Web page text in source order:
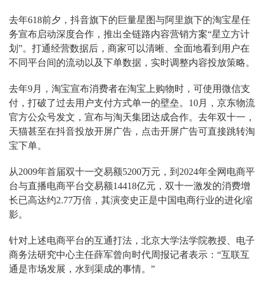
去年618前夕，抖音旗下的巨量星图与阿里旗下的淘宝星任
务宣布启动深度合作，推出全链路内容营销方案“星立方计
划”。打通经营数据后，商家可以清晰、全面地看到用户在
不同平台间的流动以及下单数据，实时调整内容投放策略。
去年9月，淘宝宣布消费者在淘宝上购物时，可使用微信支
付，打破了过去用户支付方式单一的壁垒。10月，京东物流
官方公众号发文，宣布与淘天集团达成合作。去年双十一，
天猫甚至在抖音投放开屏广告，点击开屏广告可直接跳转淘
宝下单。
从2009年首届双十一交易额5200万元，到2024年全网电商平
台与直播电商平台交易额14418亿元，双十一激发的消费增
长已高达约2.77万倍，其演变史正是中国电商行业的进化缩
影。
针对上述电商平台的互通打法，北京大学法学院教授、电子
商务法研究中心主任薛军曾向时代周报记者表示：“互联互
通是市场发展，水到渠成的事情。”